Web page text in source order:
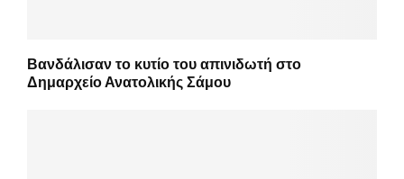
Βανδάλισαν το κυτίο του απινιδωτή στο
Δημαρχείο Ανατολικής Σάμου